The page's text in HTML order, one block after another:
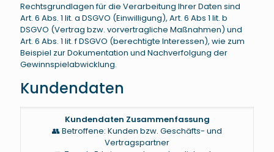
Rechtsgrundlagen für die Verarbeitung Ihrer Daten sind
Art. 6 Abs. 1 lit. a DSGVO (Einwilligung), Art. 6 Abs 1 lit. b
DSGVO (Vertrag bzw. vorvertragliche Maßnahmen) und
Art. 6 Abs. 1 lit. f DSGVO (berechtigte Interessen), wie zum
Beispiel zur Dokumentation und Nachverfolgung der
Gewinnspielabwicklung.
Kundendaten
Kundendaten Zusammenfassung
👥 Betroffene: Kunden bzw. Geschäfts- und
Vertragspartner